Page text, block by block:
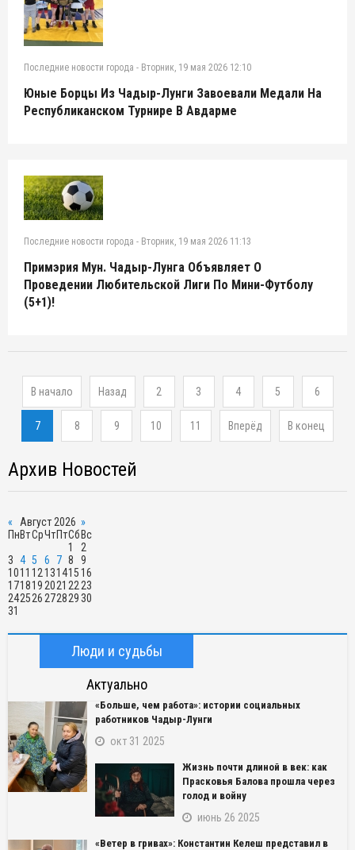
Последние новости города - Вторник, 19 мая 2026 12:10
Юные Борцы Из Чадыр-Лунги Завоевали Медали На
Республиканском Турнире В Авдарме
Последние новости города - Вторник, 19 мая 2026 11:13
Примэрия Мун. Чадыр-Лунга Объявляет О
Проведении Любительской Лиги По Мини-Футболу
(5+1)!
В начало Назад 2 3 4 5 6
7 8 9 10 11 Вперёд В конец
Архив Новостей
« Август 2026 »
ПнВтСрЧтПтСб Вс
1
2
3 4 5 6 7 8
9
1011 1213141516
171819 2021 22 23
242526 27282930
31
Люди и судьбы
Актуально
«Больше, чем работа»: истории социальных
работников Чадыр-Лунги
окт 31 2025
Жизнь почти длиной в век: как
Прасковья Балова прошла через
голод и войну
июнь 26 2025
«Ветер в гривах»: Константин Келеш представил в